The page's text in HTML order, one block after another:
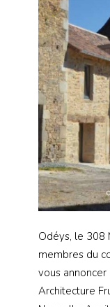
Odéys, le 308
membres du
vous
Architecture